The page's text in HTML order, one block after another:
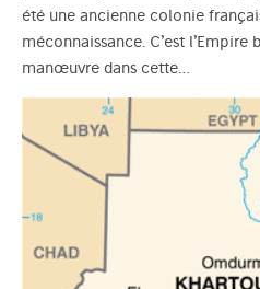
été une ancienne colonie
méconnaissance. C’est
manœuvre dans cette…